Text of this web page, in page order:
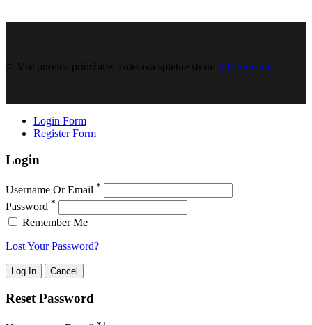
© Vse pravice pridržane. Izdelava spletne strani InfoSlovenija
Login Form
Register Form
Login
Username Or Email *
Password *
Remember Me
Lost Your Password?
Reset Password